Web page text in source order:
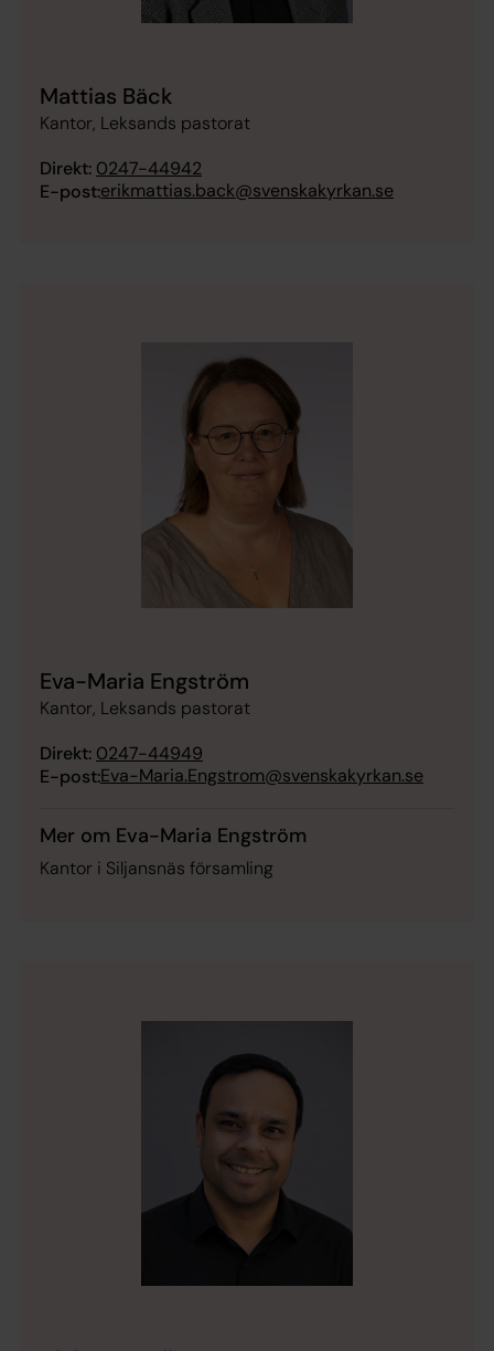
Mattias Bäck
Kantor, Leksands pastorat
Direkt: 0247-44942
E-post:erikmattias.back@svenskakyrkan.se
Eva-Maria Engström
Kantor, Leksands pastorat
Direkt: 0247-44949
E-post:Eva-Maria.Engstrom@svenskakyrkan.se
Mer om Eva-Maria Engström
Kantor i Siljansnäs församling